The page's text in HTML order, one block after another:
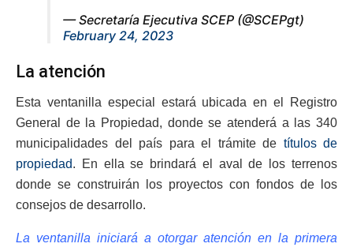
— Secretaría Ejecutiva SCEP (@SCEPgt)
February 24, 2023
La atención
Esta ventanilla especial estará ubicada en el Registro
General de la Propiedad, donde se atenderá a las 340
municipalidades del país para el trámite de títulos de
propiedad. En ella se brindará el aval de los terrenos
donde se construirán los proyectos con fondos de los
consejos de desarrollo.
La ventanilla iniciará a otorgar atención en la primera